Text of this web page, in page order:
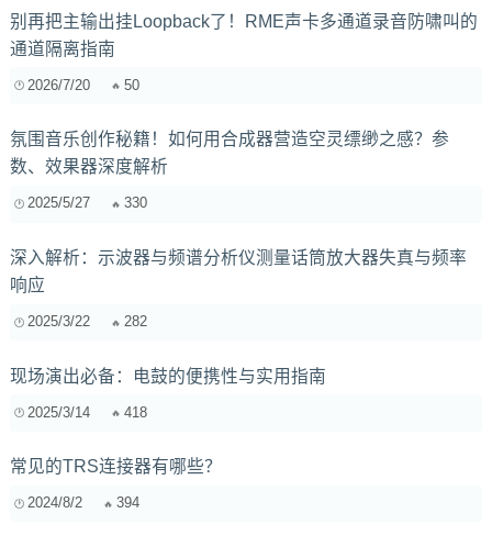
别再把主输出挂Loopback了！RME声卡多通道录音防啸叫的
通道隔离指南
2026/7/20 50
氛围音乐创作秘籍！如何用合成器营造空灵缥缈之感？参
数、效果器深度解析
2025/5/27 330
深入解析：示波器与频谱分析仪测量话筒放大器失真与频率
响应
2025/3/22 282
现场演出必备：电鼓的便携性与实用指南
2025/3/14 418
常见的TRS连接器有哪些？
2024/8/2 394